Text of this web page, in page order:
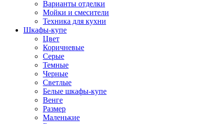
Варианты отделки
Мойки и смесители
Техника для кухни
Шкафы-купе
Цвет
Коричневые
Серые
Темные
Черные
Светлые
Белые шкафы-купе
Венге
Размер
Маленькие